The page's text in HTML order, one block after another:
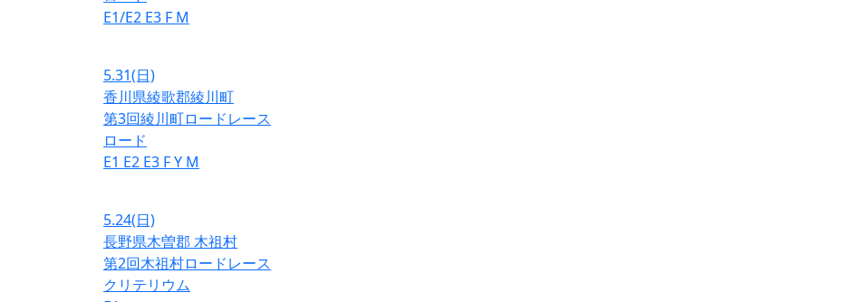
E1/E2 E3 F M
5.31(日)
香川県綾歌郡綾川町
第3回綾川町ロードレース
ロード
E1 E2 E3 FY M
5.24(日)
長野県木曽郡 木祖村
第2回木祖村ロードレース
クリテリウム